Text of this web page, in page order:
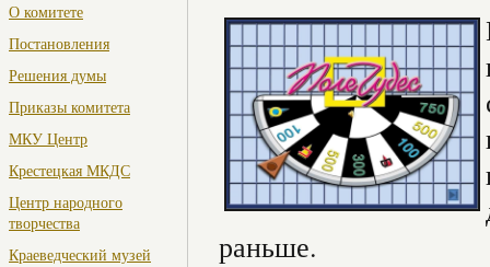
О комитете
Постановления
Решения думы
Приказы комитета
МКУ Центр
Крестецкая МКДС
Центр народного
творчества
Краеведческий музей
раньше.